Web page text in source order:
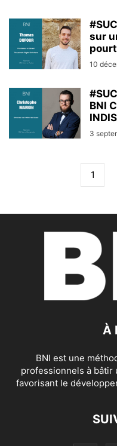
sur
10
BNI
3
1
À
BNI est une
professionnels à bâtir
favorisant le